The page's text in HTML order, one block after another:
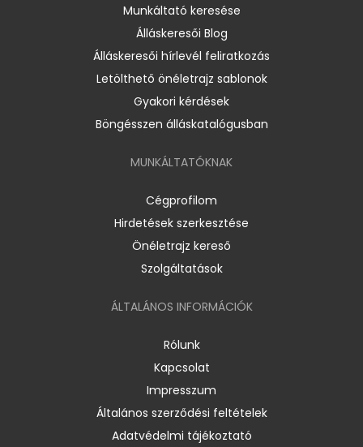
Munkáltató keresése
Álláskeresői Blog
Álláskeresői hírlevél feliratkozás
Letölthető önéletrajz sablonok
Gyakori kérdések
Böngésszen álláskatalógusban
MUNKÁLTATÓKNAK
Cégprofilom
Hirdetések szerkesztése
Önéletrajz kereső
Szolgáltatások
ÁLTALÁNOS INFORMÁCIÓK
Rólunk
Kapcsolat
Impresszum
Általános szerződési feltételek
Adatvédelmi tájékoztató